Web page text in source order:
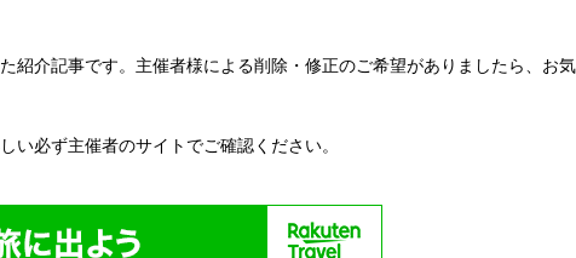
介記事です。主催者様による削除・修正のご希望がありましたら、お
必ず主催者のサイトでご確認ください。